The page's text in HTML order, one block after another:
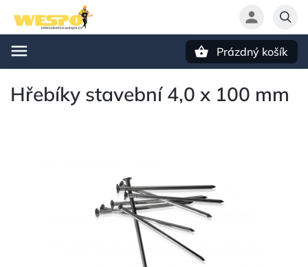
Prázdný košík
Hřebíky stavební 4,0 x 100 mm